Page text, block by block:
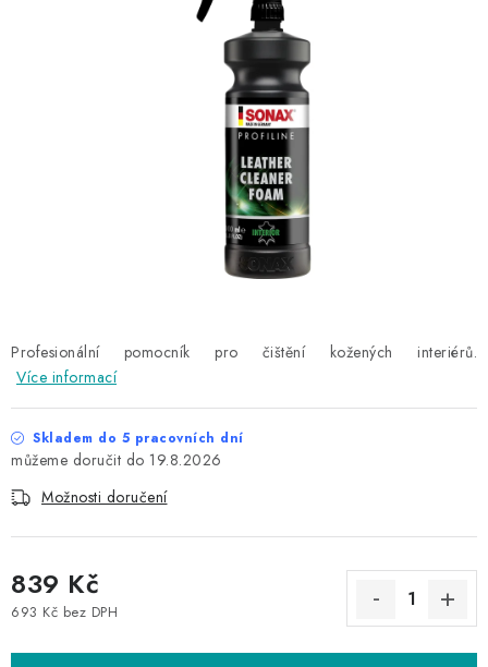
DÁRKOVÉ SADY A POUKAZY
Věrnostní program
Podmínky ochrany osobních údajů
Mapa serveru
Profesionální pomocník pro čištění kožených interiérů.
Více informací
Skladem do 5 pracovních dní
19.8.2026
Možnosti doručení
839 Kč
693 Kč bez DPH